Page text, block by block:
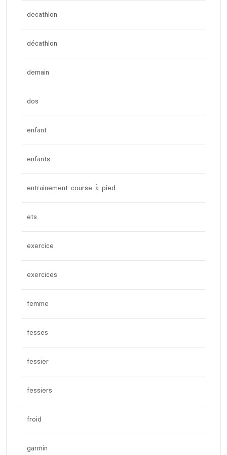
decathlon
décathlon
demain
dos
enfant
enfants
entrainement course à pied
ets
exercice
exercices
femme
fesses
fessier
fessiers
froid
garmin